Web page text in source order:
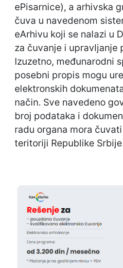
ePisarnice), a arhivska
čuva u navedenom
eArhivu koji se nalazi u
za čuvanje i upravljanje
Izuzetno, međunarodni
posebni propis mogu
elektronskih
način. Sve navedeno
broj podataka i
radu organa mora
teritoriji Republike